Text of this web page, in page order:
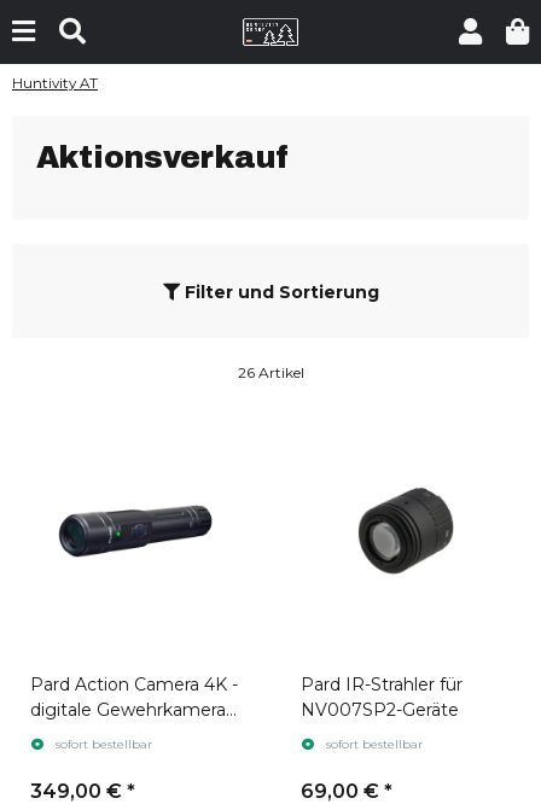
Huntivity AT
Aktionsverkauf
Filter und Sortierung
26 Artikel
Pard Action Camera 4K -
digitale Gewehrkamera /
Laufkamera
sofort bestellbar
349,00 € *
Pard IR-Strahler für
NV007SP2-Geräte
sofort bestellbar
69,00 € *